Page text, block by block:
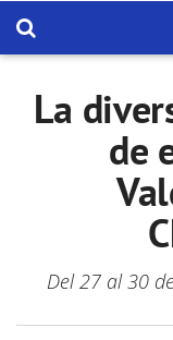
La
de
Del 27 al 30